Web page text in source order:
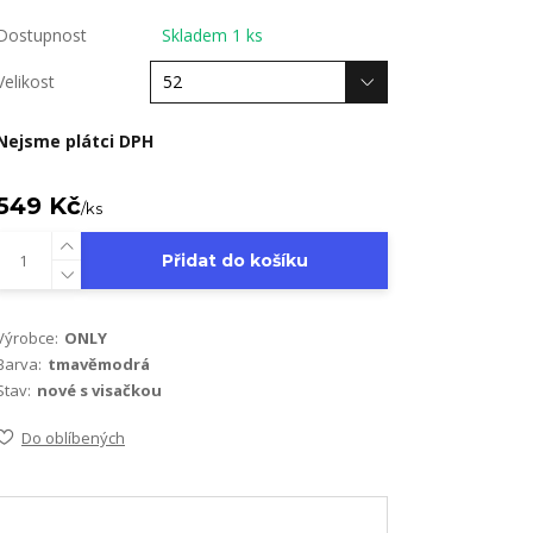
Skladem 1 ks
plátci DPH
Kč/ks
Přidat do košíku
ONLY
tmavěmodrá
nové s visačkou
Do oblíbených